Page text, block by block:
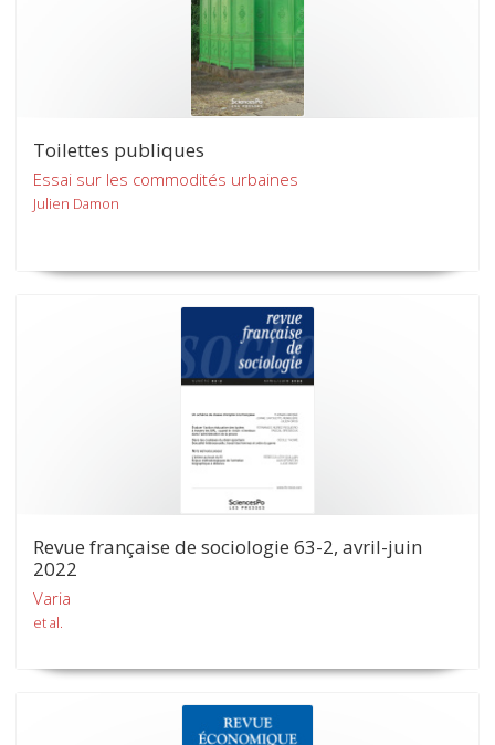
Toilettes publiques
Essai sur les commodités urbaines
Julien Damon
Revue française de sociologie 63-2, avril-juin
2022
Varia
et al.